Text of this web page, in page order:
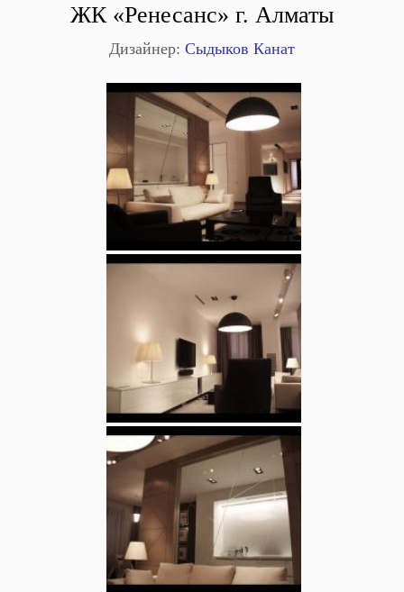
ЖК «Ренесанс» г. Алматы
Дизайнер: Сыдыков Канат